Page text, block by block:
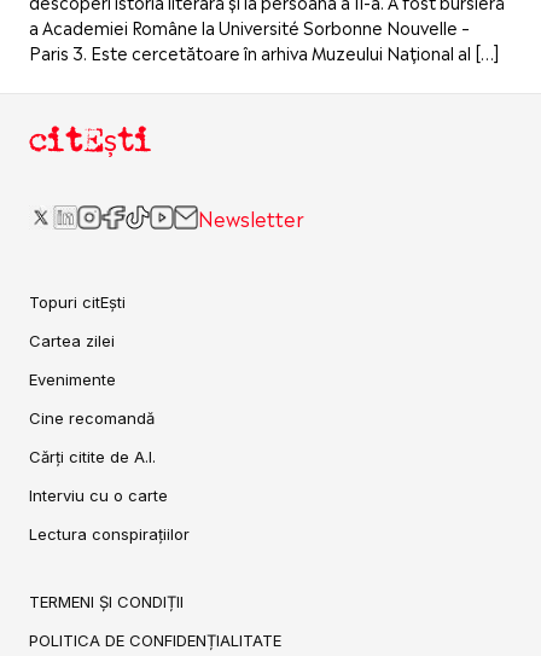
a Academiei Române la Université Sorbonne Nouvelle –
Paris 3. Este cercetătoare în arhiva Muzeului Național al […]
citEști
Newsletter
Topuri citEști
Cartea zilei
Evenimente
Cine recomandă
Cărți citite de A.I.
Interviu cu o carte
Lectura conspirațiilor
TERMENI ȘI CONDIȚII
POLITICA DE CONFIDENȚIALITATE